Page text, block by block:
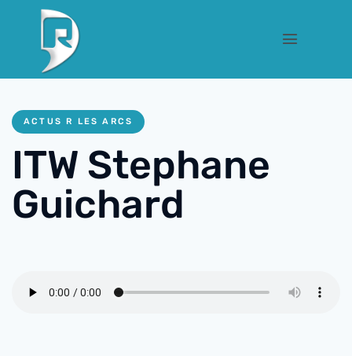
ACTUS R LES ARCS
ITW Stephane
Guichard